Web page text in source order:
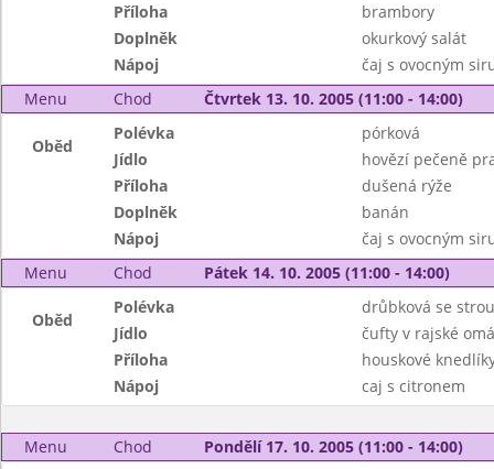
Příloha
brambory
Doplněk
okurkový salát
Nápoj
čaj s ovocným
Menu
Chod Čtvrtek 13. 10. 2005 (11:00 - 14:00)
Oběd
Polévka
pórková
Jídlo
hovězí pečeně
Příloha
dušená rýže
Doplněk
banán
Nápoj
čaj s ovocným
Menu
Chod Pátek 14. 10. 2005 (11:00 - 14:00)
Oběd
Polévka
drůbková se
Jídlo
čufty v rajské
Příloha
houskové
Nápoj
caj s citronem
Menu Chod Pondělí 17. 10. 2005 (11:00 - 14:00)